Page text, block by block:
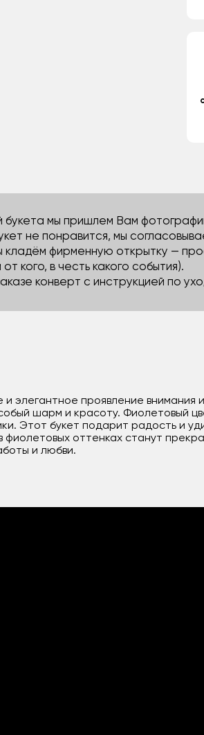
букета мы пришлем Вам
не понравится, мы
кладём фирменную открытку —
кого, в честь какого события).
конверт с инструкцией по
и элегантное проявление
шарм и красоту. Фиолетовый
Этот букет подарит радость и
оттенках станут
и любви.